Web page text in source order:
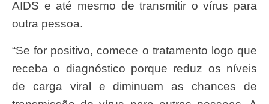
AIDS e até mesmo de transmitir o vírus para
outra pessoa.
“Se for positivo, comece o tratamento logo que
receba o diagnóstico porque reduz os níveis
de carga viral e diminuem as chances de